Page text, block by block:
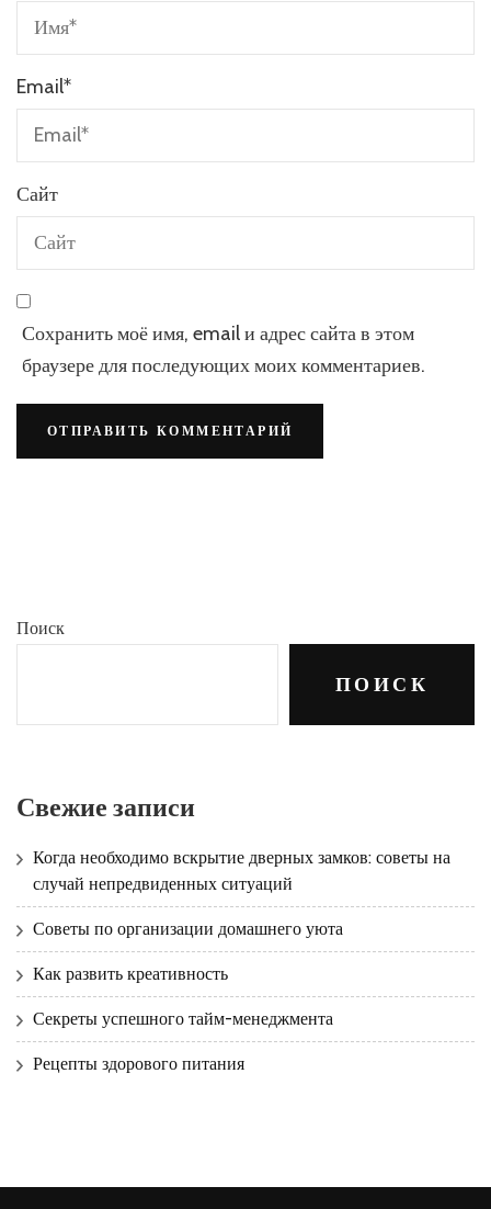
Email*
Сайт
Сохранить моё имя, email и адрес сайта в этом
браузере для последующих моих комментариев.
Поиск
ПОИСК
Свежие записи
Когда необходимо вскрытие дверных замков: советы на
случай непредвиденных ситуаций
Советы по организации домашнего уюта
Как развить креативность
Секреты успешного тайм-менеджмента
Рецепты здорового питания